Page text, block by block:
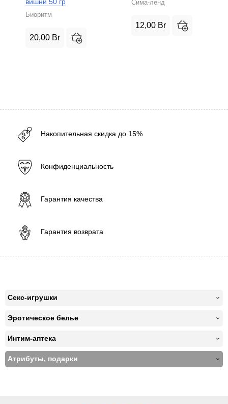
Биоритм
20,00 Br
Сима-ленд
12,00 Br
Накопительная скидка до 15%
Конфиденциальность
Гарантия качества
Гарантия возврата
Секс-игрушки
Эротическое белье
Интим-аптека
Атрибуты, подарки